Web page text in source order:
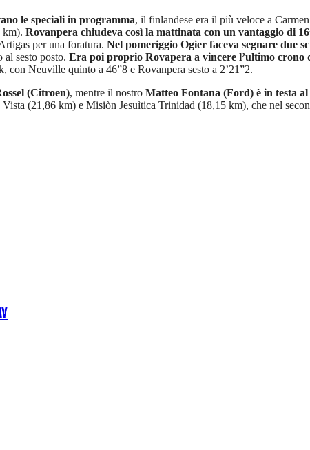
le speciali in programma, il finlandese era il più veloce a
km). Rovanpera chiudeva così la mattinata con un vantaggio di
per una foratura. Nel pomeriggio Ogier faceva segnare due
al sesto posto. Era poi proprio Rovapera a vincere l’ultimo crono
con Neuville quinto a 46”8 e Rovanpera sesto a 2’21”2.
(Citroen), mentre il nostro Matteo Fontana (Ford) è in testa
(21,86 km) e Misiòn Jesuìtica Trinidad (18,15 km), che nel